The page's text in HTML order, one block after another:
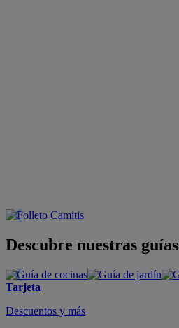
Descubre nuestras guías
Tarjeta
Descuentos y más